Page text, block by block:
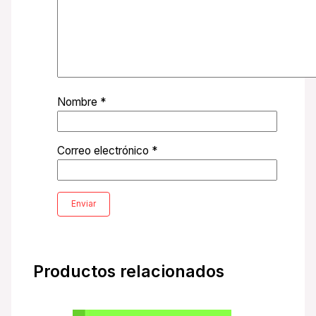
Nombre *
Correo electrónico *
Productos relacionados